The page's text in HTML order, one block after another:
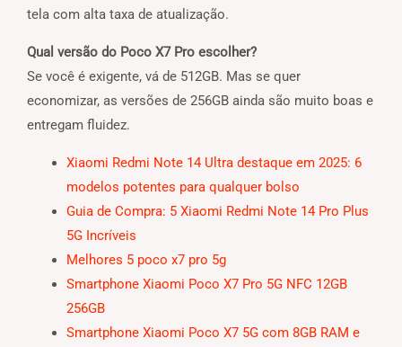
tela com alta taxa de atualização.
Qual versão do Poco X7 Pro escolher?
Se você é exigente, vá de 512GB. Mas se quer
economizar, as versões de 256GB ainda são muito boas e
entregam fluidez.
Xiaomi Redmi Note 14 Ultra destaque em 2025: 6
modelos potentes para qualquer bolso
Guia de Compra: 5 Xiaomi Redmi Note 14 Pro Plus
5G Incríveis
Melhores 5 poco x7 pro 5g
Smartphone Xiaomi Poco X7 Pro 5G NFC 12GB
256GB
Smartphone Xiaomi Poco X7 5G com 8GB RAM e